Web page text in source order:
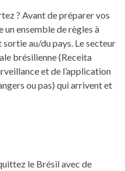
? Avant de préparer vos
un ensemble de règles à
au/du pays. Le secteur
brésilienne (Receita
et de l’application
ou pas) qui arrivent et
le Brésil avec de